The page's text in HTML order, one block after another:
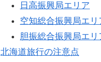
日高振興局エリア
空知総合振興局エリ
胆振総合振興局エリ
北海道旅行の注意点